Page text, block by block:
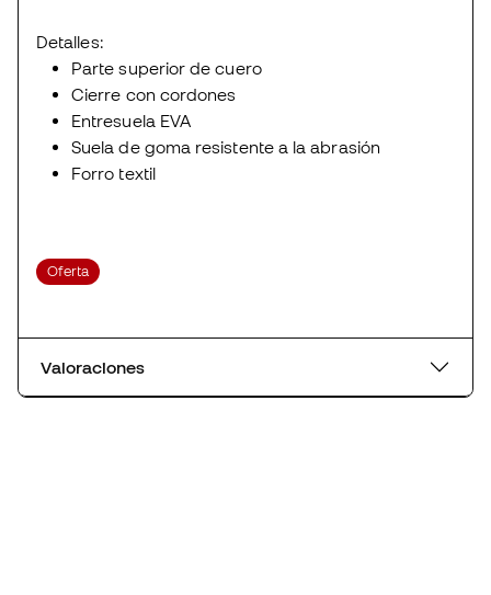
Detalles:
Parte superior de cuero
Cierre con cordones
Entresuela EVA
Suela de goma resistente a la abrasión
Forro textil
Oferta
Valoraciones